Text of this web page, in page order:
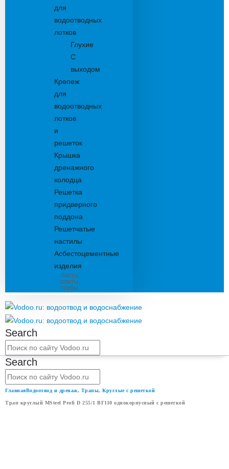
для
водоотводных
лотков
Глухие
С
выходом
Крепеж
для
водоотводных
лотков
и
решеток
Крышка
дренажного
колодца
Решетка
придверного
поддона
Решетчатые
настилы
Асбестоцементные
изделия
Листы,
плиты,
трубы
Search
Search
ГлавнаяВодоотвод и дренаж, Трапы, Круглые с решеткой
Трап круглый MSteel Profi D 255/1 ВГ110 однокорпусный с решеткой